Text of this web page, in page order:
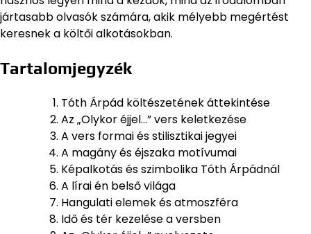
jártasabb olvasók számára, akik mélyebb megértést
keresnek a költői alkotásokban.
Tartalomjegyzék
Tóth Árpád költészetének áttekintése
Az „Olykor éjjel…” vers keletkezése
A vers formai és stilisztikai jegyei
A magány és éjszaka motívumai
Képalkotás és szimbolika Tóth Árpádnál
A lírai én belső világa
Hangulati elemek és atmoszféra
Idő és tér kezelése a versben